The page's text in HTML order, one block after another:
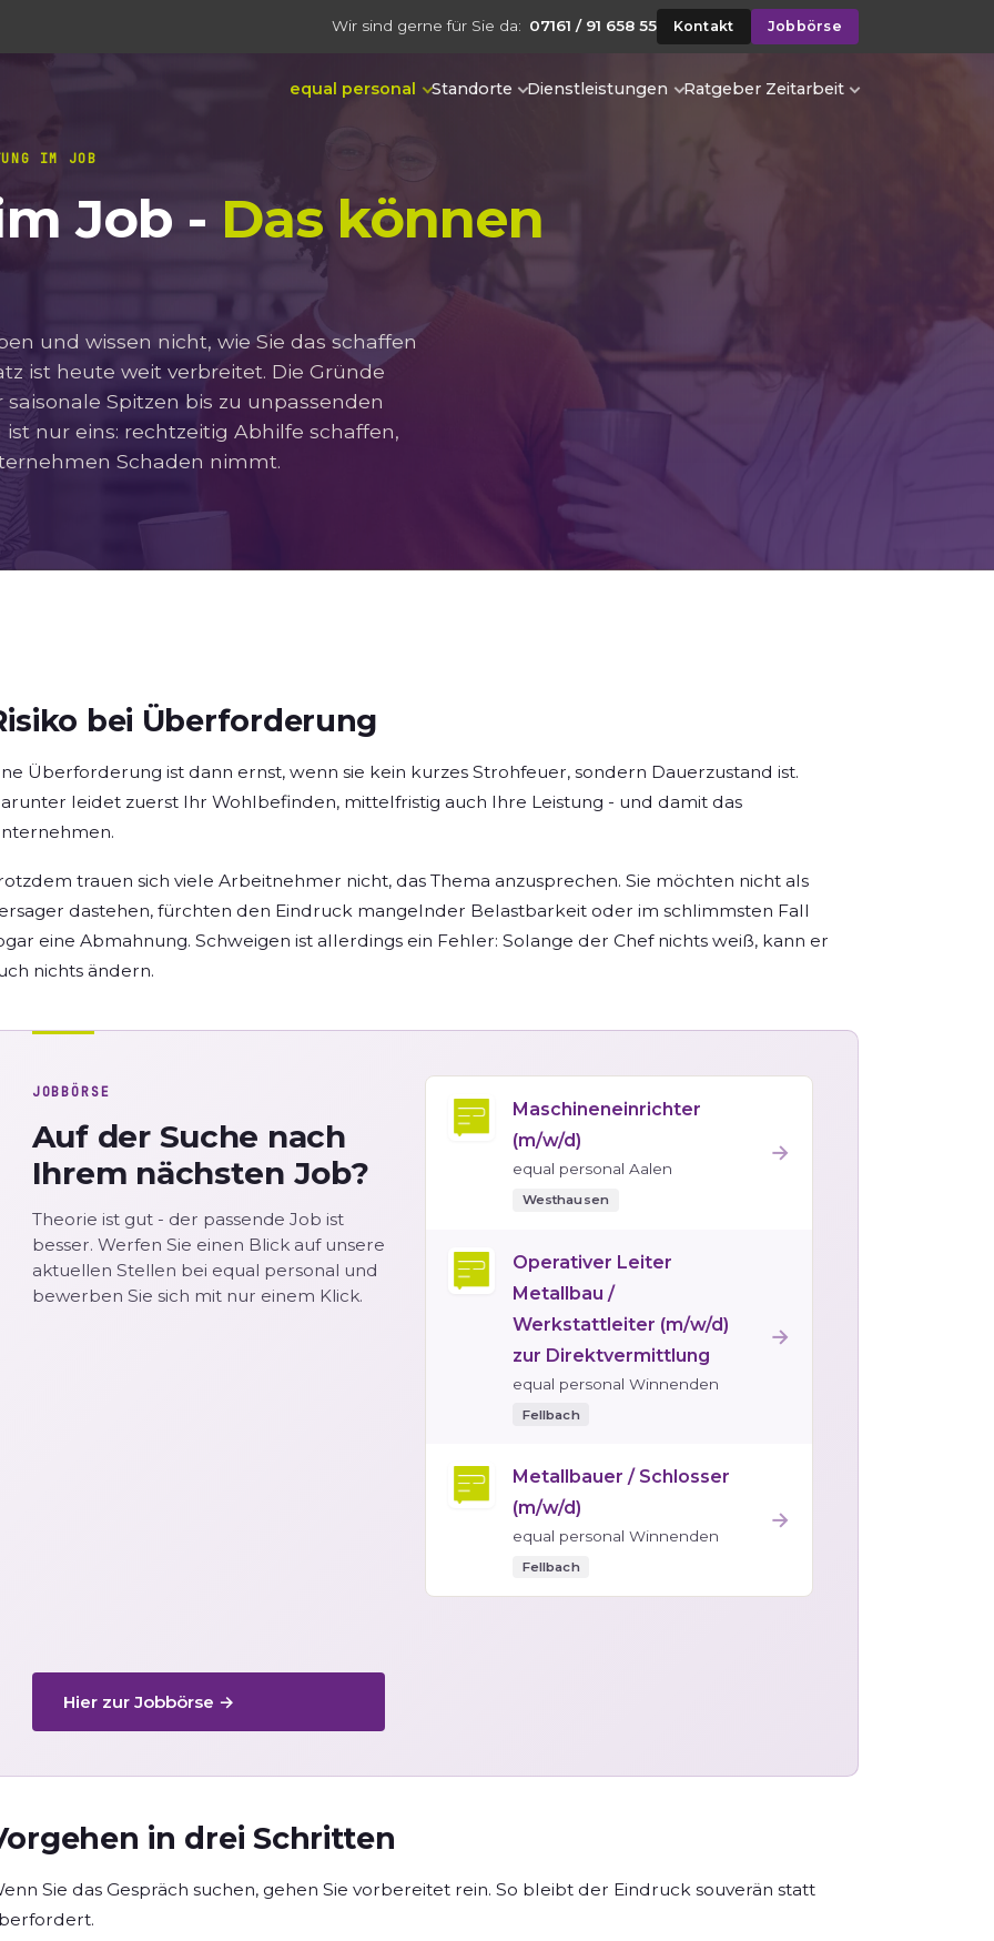
Wir sind gerne für Sie da: 07161 / 91 658 55 Kontakt Jobbörse
equal personal Standorte Dienstleistungen Ratgeber Zeitarbeit
IM JOB
Job - Das können
und wissen nicht, wie Sie das schaffen
ist heute weit verbreitet. Die Gründe
Spitzen bis zu unpassenden
nur eins: rechtzeitig Abhilfe schaffen,
Schaden nimmt.
bei Überforderung
Überforderung ist dann ernst, wenn sie kein kurzes Strohfeuer, sondern Dauerzustand ist.
leidet zuerst Ihr Wohlbefinden, mittelfristig auch Ihre Leistung - und damit das
trauen sich viele Arbeitnehmer nicht, das Thema anzusprechen. Sie möchten nicht als
dastehen, fürchten den Eindruck mangelnder Belastbarkeit oder im schlimmsten Fall
eine Abmahnung. Schweigen ist allerdings ein Fehler: Solange der Chef nichts weiß, kann er
nichts ändern.
JOBBÖRSE
Auf der Suche nach
Ihrem nächsten Job?
Theorie ist gut - der passende Job ist
besser. Werfen Sie einen Blick auf unsere
aktuellen Stellen bei equal personal und
bewerben Sie sich mit nur einem Klick.
Maschineneinrichter
(m/w/d)
equal personal Aalen
Westhausen
→
Operativer Leiter
Metallbau /
Werkstattleiter (m/w/d)
zur Direktvermittlung
equal personal Winnenden
Fellbach
→
Metallbauer / Schlosser
(m/w/d)
equal personal Winnenden
Fellbach
→
Hier zur Jobbörse →
in drei Schritten
Sie das Gespräch suchen, gehen Sie vorbereitet rein. So bleibt der Eindruck souverän statt